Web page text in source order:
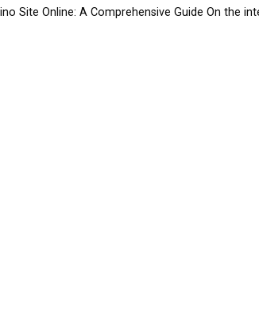
Site Online: A Comprehensive Guide On the